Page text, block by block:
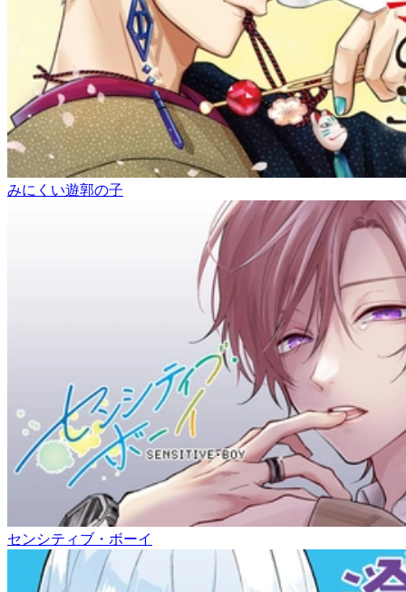
みにくい遊郭の子
センシティブ・ボーイ